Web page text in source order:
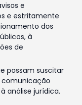
e
e estritamente
dos
à
de
possam suscitar
comunicação
análise jurídica.